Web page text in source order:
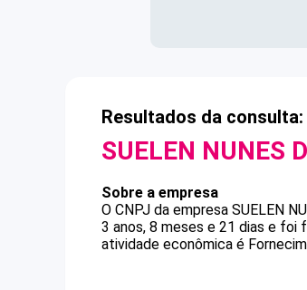
Resultados da consulta:
SUELEN NUNES
Sobre a empresa
O CNPJ da empresa SUELEN
3 anos, 8 meses e 21 dias e foi
atividade econômica é